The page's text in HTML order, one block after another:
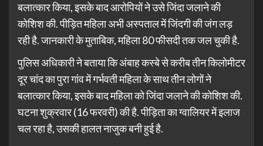
बलात्कार किया, इसके बाद आरोपियों ने उसे जिंदा जलाने की
कोशिश की. पीड़ित महिला अभी अस्पताल में जिंदगी की जंग लड़
रही है. जानकारी के मुताबिक, महिला 80 फीसदी तक जल चुकी है.
पुलिस अधिकारी ने बताया कि अंबाह कस्बे से करीब तीन किलोमीटर
दूर चांद का पुरा गांव में गर्भवती महिला के साथ तीन लोगों ने
बलात्कार किया, इसके बाद महिला को जिंदा जलाने की कोशिश की.
घटना शुक्रवार (16 फरवरी) की है. पीड़िता का ग्वालियर में इलाज
चल रहा है, उसकी हालत नाजुक बनी हुई है.